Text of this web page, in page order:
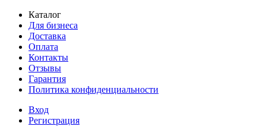
Каталог
Для бизнеса
Доставка
Оплата
Контакты
Отзывы
Гарантия
Политика конфиденциальности
Вход
Регистрация